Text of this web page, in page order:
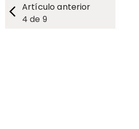
Artículo anterior
4 de 9